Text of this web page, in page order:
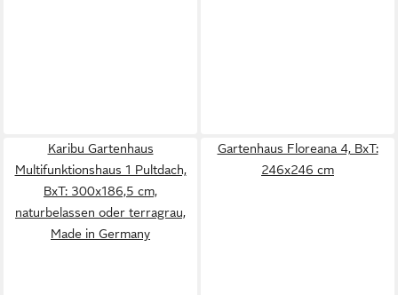
Karibu Gartenhaus
Multifunktionshaus 1 Pultdach,
BxT: 300x186,5 cm,
naturbelassen oder terragrau,
Made in Germany
Gartenhaus Floreana 4, BxT:
246x246 cm